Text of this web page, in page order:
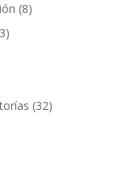
(8)
(32)